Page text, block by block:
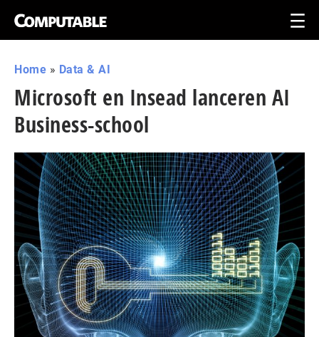
Home » Data & AI
Microsoft en Insead lanceren AI
Business-school